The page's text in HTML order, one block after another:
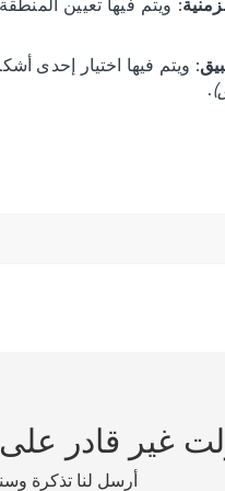
: ويتم فيها اختيار إحدى
.
غير قادر على
أرسل لنا تذكرة